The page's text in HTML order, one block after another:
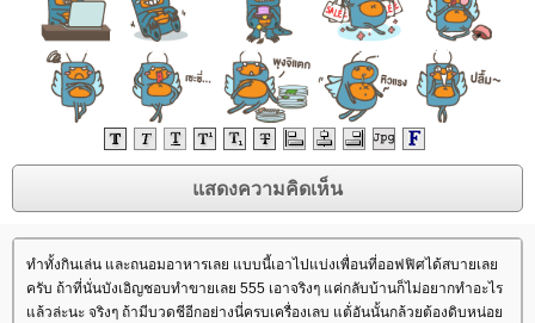
ทำทั้งกินเล่น และถนอมอาหารเลย แบบนี้เอาไปแบ่งเพื่อนที่ออฟฟิศได้สบายเล
ครับ ถ้าที่นั่นบังเอิญชอบทำขายเลย 555 เอาจริงๆ แค่กลับบ้านก็ไม่อยากทำอะไร
ล้วล่ะนะ จริงๆ ถ้ามีบวดชีอีกอย่างนี่ครบเครื่องเลบ แต้่อันนั้นกล้วยต้องดิบหน่อ